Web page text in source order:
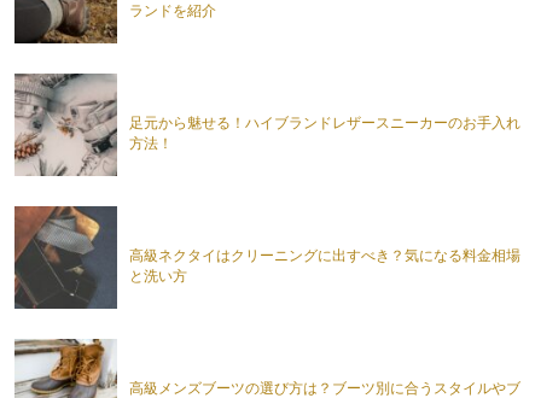
ランドを紹介
足元から魅せる！ハイブランドレザースニーカーのお手入れ
方法！
高級ネクタイはクリーニングに出すべき？気になる料金相場
と洗い方
高級メンズブーツの選び方は？ブーツ別に合うスタイルやブ